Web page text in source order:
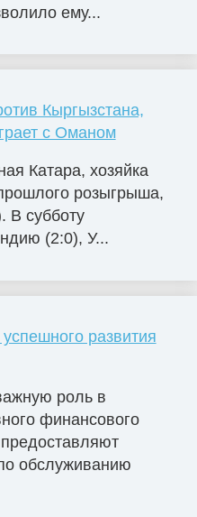
ему...
Кыргызстана,
с Оманом
Катара, хозяйка
розыгрыша,
В субботу
(2:0), У...
развития
роль в
финансового
обслуживанию